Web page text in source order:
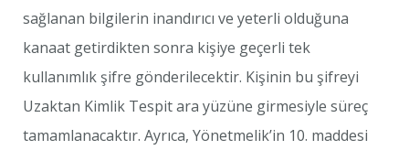
sağlanan bilgilerin inandırıcı ve yeterli olduğuna
kanaat getirdikten sonra kişiye geçerli tek
kullanımlık şifre gönderilecektir. Kişinin bu şifreyi
Uzaktan Kimlik Tespit ara yüzüne girmesiyle süreç
tamamlanacaktır. Ayrıca, Yönetmelik’in 10. maddesi